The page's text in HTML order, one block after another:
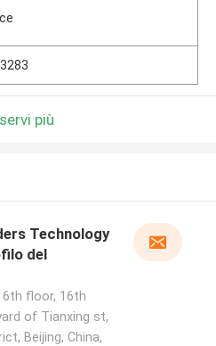
più
Technology
del
6th floor, 16th
of Tianxing st,
Beijing, China,